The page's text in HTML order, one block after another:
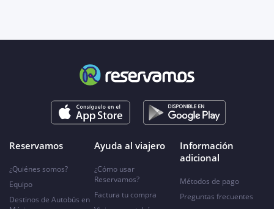
Reservamos
¿Quiénes somos?
Equipo
Destinos de Autobús en
Ayuda al viajero
¿Cómo usar
Reservamos?
Factura tu compra
Información
adicional
Métodos de pago
Preguntas frecuentes